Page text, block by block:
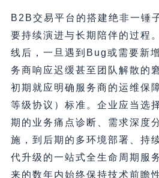
B2B交易平台的搭建绝非一锤
要持续演进与长期陪伴的过程
线后，一旦遇到Bug或需要新
务商响应迟缓甚至团队解散的
初期就应明确服务商的运维保
等级协议）标准。企业应当选
期的业务痛点诊断、需求深度
施，到后期的多环境部署、持
代升级的一站式全生命周期服
来的数年内始终保持技术前瞻